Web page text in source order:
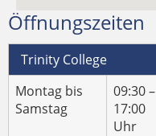
Öffnungszeiten
Trinity College
Montag bis
Samstag
09:30 –
17:00
Uhr